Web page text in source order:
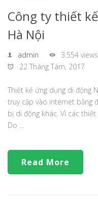
Công ty thiết
Hà Nội
admin 3.554 views
22 Tháng Tám, 2017
Thiết kế ứng dụng di động
truy cập vào internet bằng
bị di động khác. Vì các
Do …
Read More